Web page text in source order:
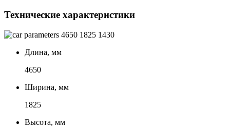
Технические характеристики
4650 1825 1430
Длина, мм
4650
Ширина, мм
1825
Высота, мм